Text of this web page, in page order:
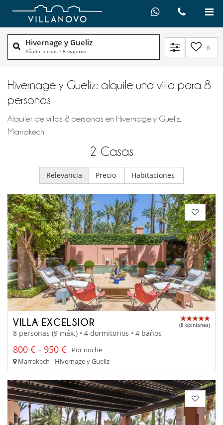
Hivernage y Gueliz
Añadir fechas • 8 viajeros 0
Hivernage y Gueliz: alquile una villa para 8
personas
Alquiler de villas 8 personas en Hivernage y Gueliz,
Marrakech
2 Casas
Relevancia Precio Habitaciones
VILLA EXCELSIOR (8 opiniones)
8 personas (9 máx.) • 4 dormitorios • 4 baños
800 € - 950 €
Por noche
Marrakech - Hivernage y Gueliz